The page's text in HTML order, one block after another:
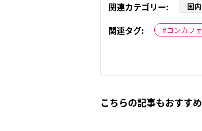
関連カテゴリー:
国内
関連タグ: コンカフェ
こちらの記事もおすすめ